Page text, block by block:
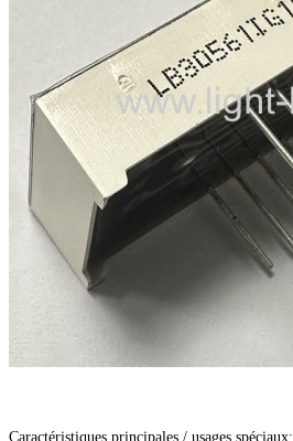
Caractéristiques principales / usages spéciaux: